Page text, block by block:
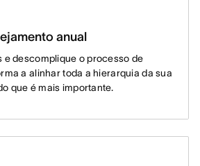
anual
e descomplique o processo de
a alinhar toda a hierarquia da sua
que é mais importante.